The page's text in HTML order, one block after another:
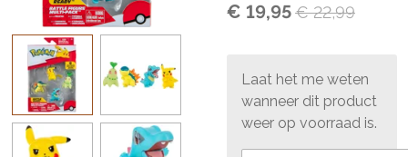
€ 19,95€ 22,99
Laat het me weten
wanneer dit product
weer op voorraad is.